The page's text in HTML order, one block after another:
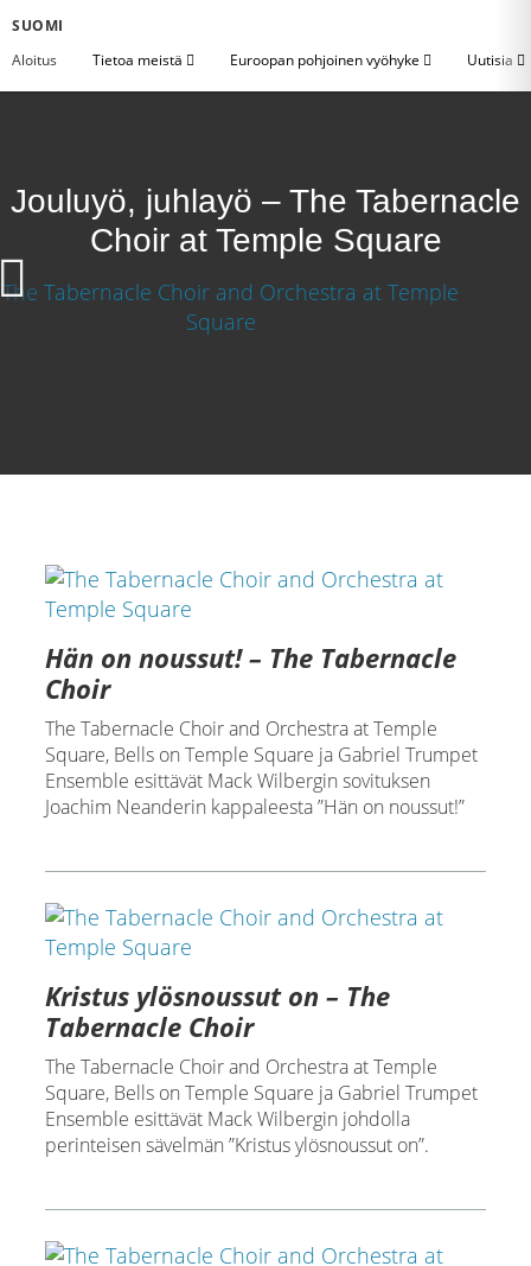
SUOMI
Aloitus
Tietoa meistä Euroopan pohjoinen vyöhyke Uutisia
Jouluyö, juhlayö – The Tabernacle
Choir at Temple Square
Hän on noussut! – The Tabernacle
Choir
The Tabernacle Choir and Orchestra at Temple
Square, Bells on Temple Square ja Gabriel Trumpet
Ensemble esittävät Mack Wilbergin sovituksen
Joachim Neanderin kappaleesta ”Hän on noussut!”
Kristus ylösnoussut on – The
Tabernacle Choir
The Tabernacle Choir and Orchestra at Temple
Square, Bells on Temple Square ja Gabriel Trumpet
Ensemble esittävät Mack Wilbergin johdolla
perinteisen sävelmän ”Kristus ylösnoussut on”.